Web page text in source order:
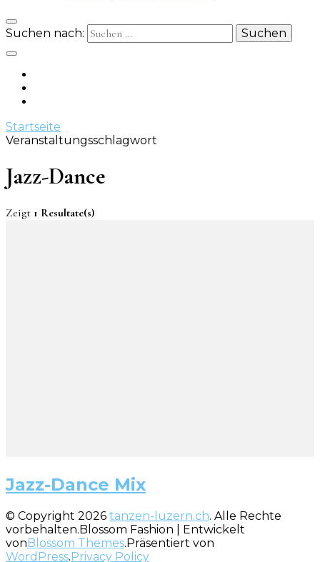
Suchen nach:
Startseite
Veranstaltungsschlagwort
Jazz-Dance
Zeigt 1 Resultate(s)
Jazz-Dance Mix
© Copyright 2026 tanzen-luzern.ch. Alle Rechte
vorbehalten.Blossom Fashion | Entwickelt
vonBlossom Themes.Präsentiert von
WordPress.Privacy Policy